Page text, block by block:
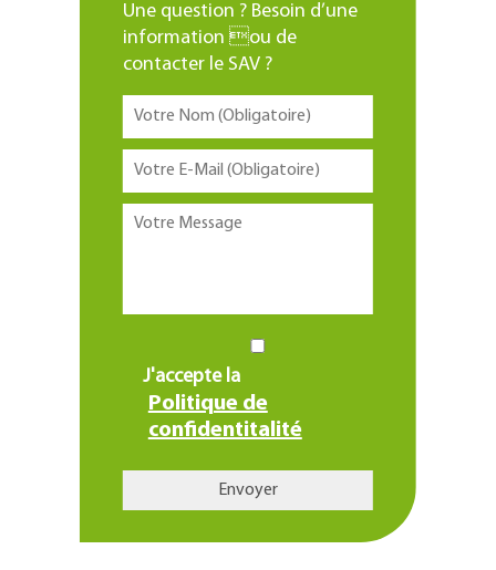
Une question ? Besoin d’une
information ou de
contacter le SAV ?
J'accepte la
Politique de
confidentitalité